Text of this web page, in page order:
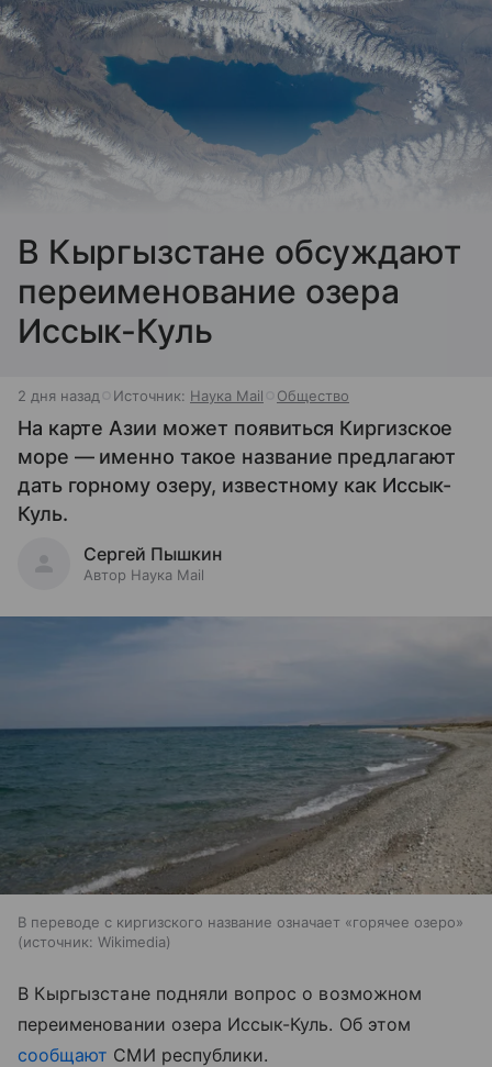
В Кыргызстане обсуждают
переименование озера
Иссык-Куль
2 дня назад Источник: Наука Mail Общество
На карте Азии может появиться Киргизское
море — именно такое название предлагают
дать горному озеру, известному как Иссык-
Куль.
Сергей Пышкин
Автор Наука Mail
В переводе с киргизского название означает «горячее озеро»
источник: Wikimedia
В Кыргызстане подняли вопрос о возможном
переименовании озера Иссык-Куль. Об этом
сообщают СМИ республики.